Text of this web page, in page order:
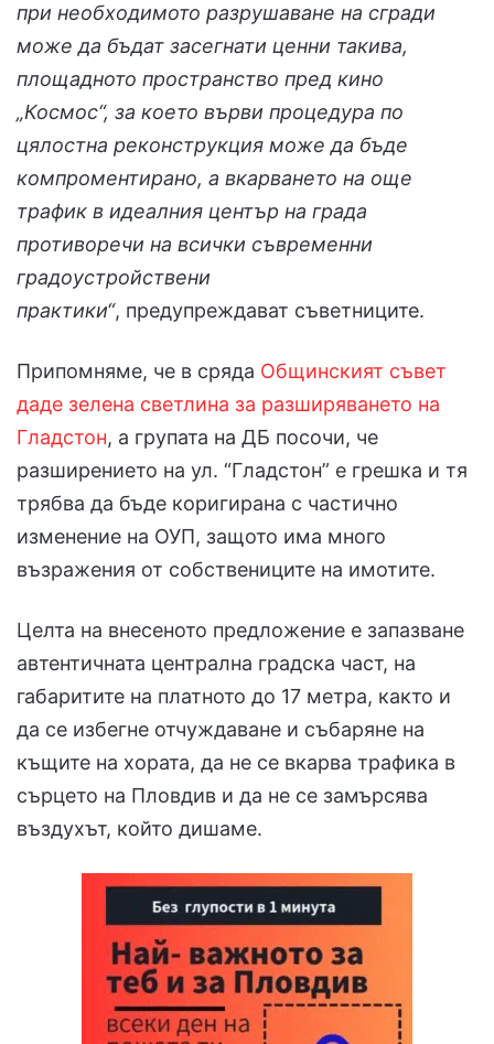
при необходимото разрушаване на сгради
може да бъдат засегнати ценни такива,
площадното пространство пред кино
„Космос“, за което върви процедура по
цялостна реконструкция може да бъде
компроментирано, а вкарването на още
трафик в идеалния център на града
противоречи на всички съвременни
градоустройствени
практики“, предупреждават съветниците.
Припомняме, че в сряда Общинският съвет
даде зелена светлина за разширяването на
Гладстон, а групата на ДБ посочи, че
разширението на ул. “Гладстон” е грешка и тя
трябва да бъде коригирана с частично
изменение на ОУП, защото има много
възражения от собствениците на имотите.
Целта на внесеното предложение е запазване
автентичната централна градска част, на
габаритите на платното до 17 метра, както и
да се избегне отчуждаване и събаряне на
къщите на хората, да не се вкарва трафика в
сърцето на Пловдив и да не се замърсява
въздухът, който дишаме.